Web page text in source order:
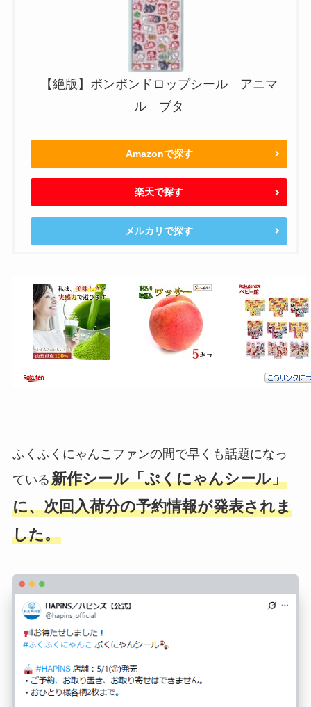
【絶版】ボンボンドロップシール アニマ
ル ブタ
Amazonで探す
楽天で探す
メルカリで探す
ふくふくにゃんこファンの間で早くも話題になっ
ている新作シール「ぷくにゃんシール」
に、次回入荷分の予約情報が発表されま
した。